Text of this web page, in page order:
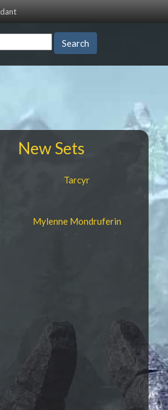
Search
New Sets
Tarcyr
Mylenne Mondruferin